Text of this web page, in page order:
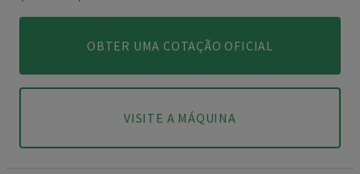
OBTER UMA COTAÇÃO OFICIAL
VISITE A MÁQUINA